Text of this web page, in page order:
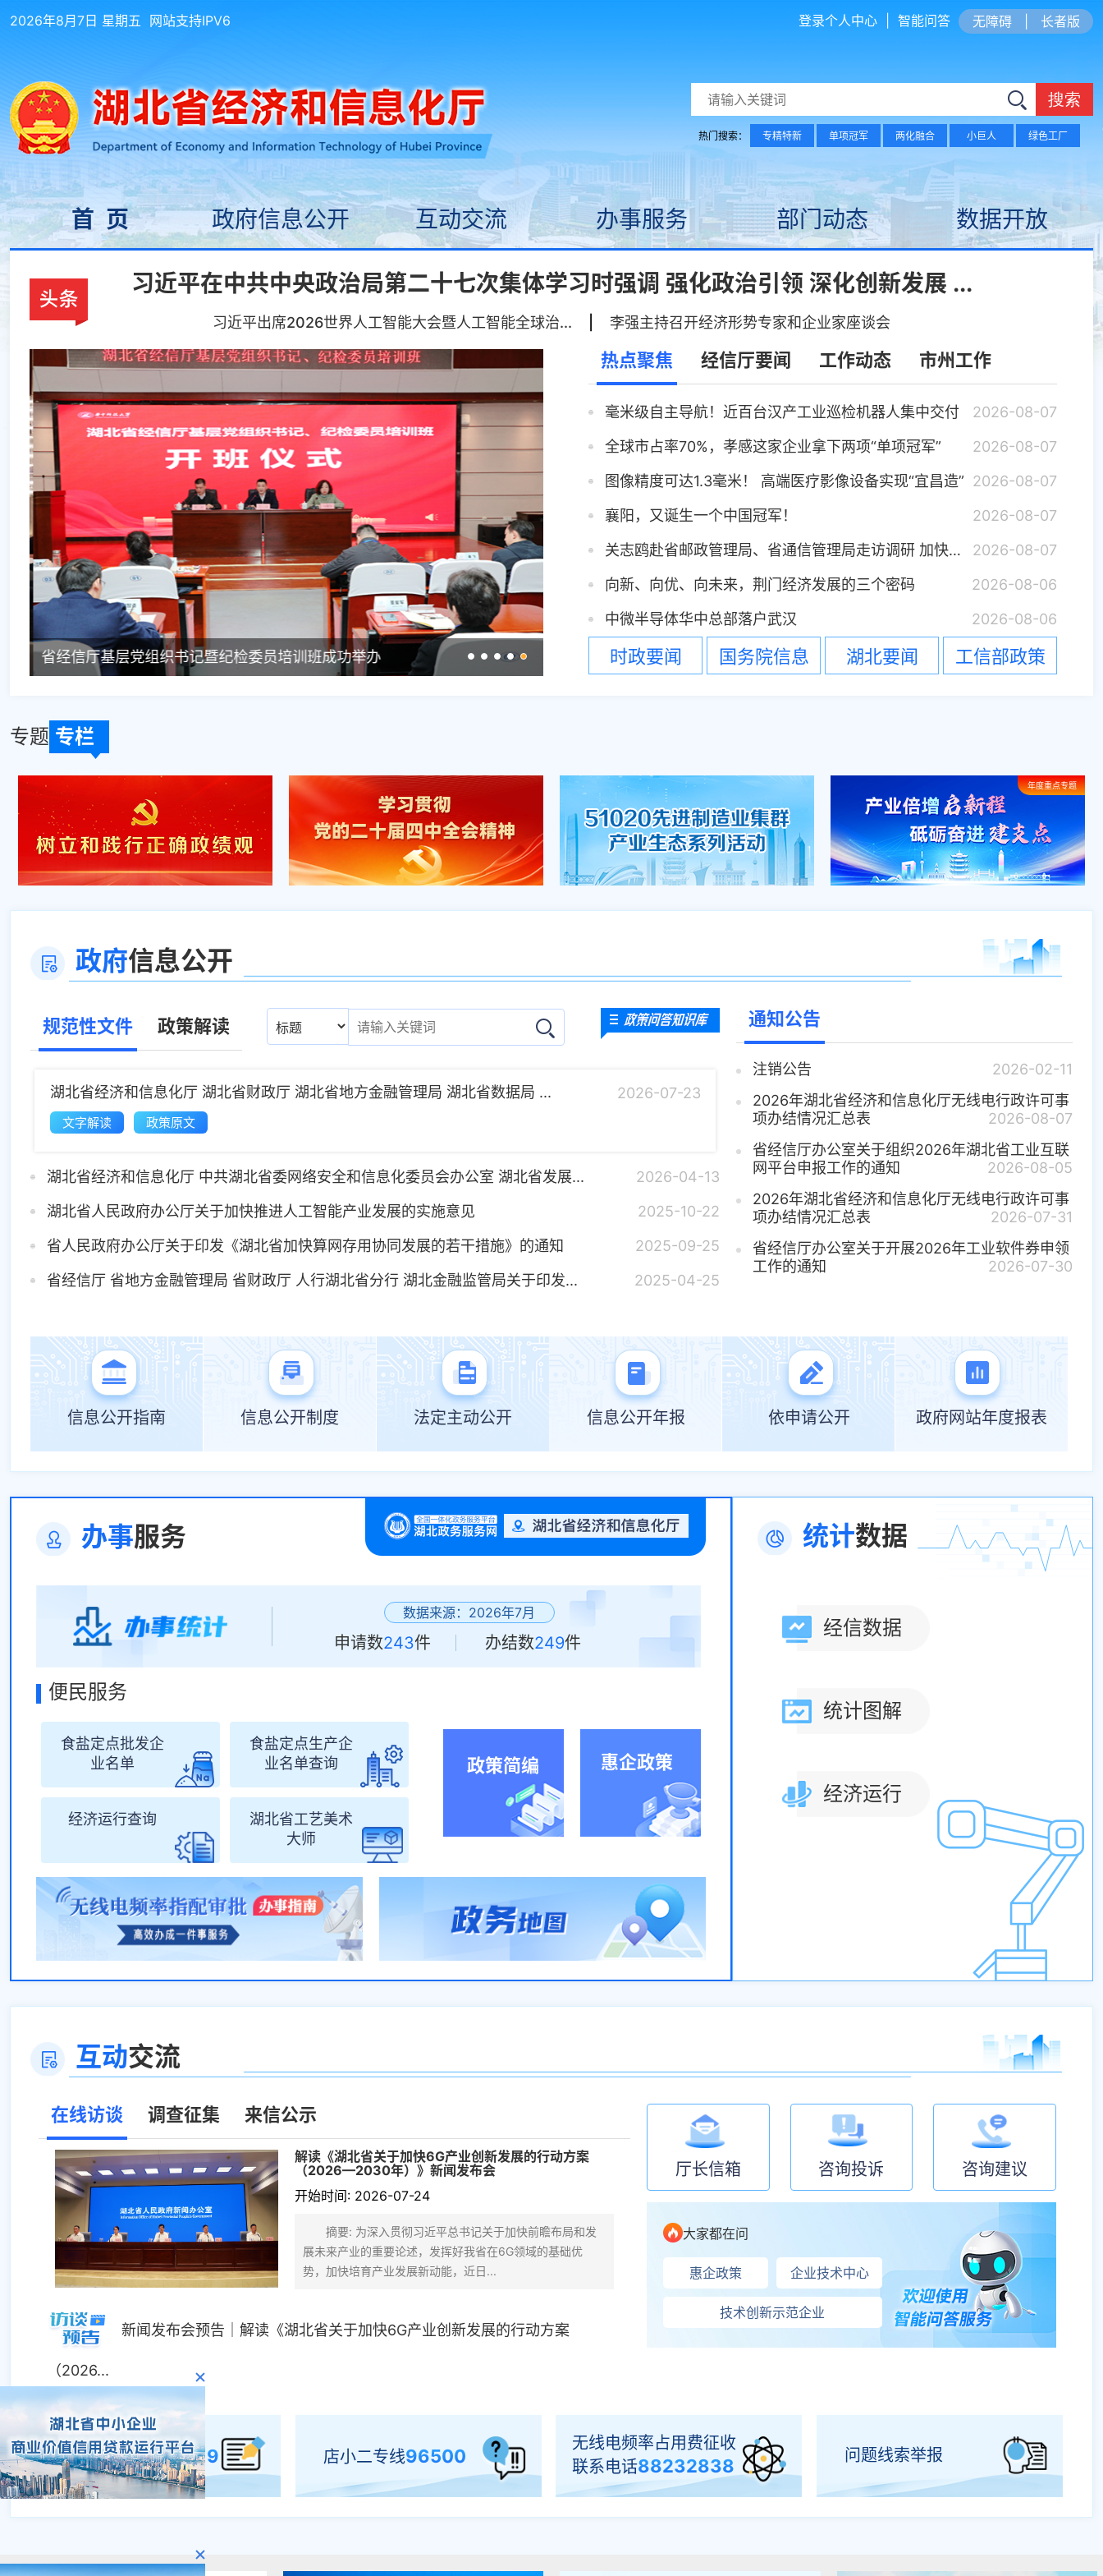
2026年8月7日 星期五 网站支持IPV6 无障碍 长者版
登录个人中心 智能问答
搜索
热门搜索： 专精特新 单项冠军 两化融合 小巨人 绿色工厂
首 页 政府信息公开 互动交流 办事服务 部门动态 数据开放
习近平在中共中央政治局第二十七次集体学习时强调 强化政治引领 深化创新发展 ...
习近平出席2026世界人工智能大会暨人工智能全球治... 李强主持召开经济形势专家和企业家座谈会
省经信厅基层党组织书记暨纪检委员培训班成功举办 省经信厅召开会议传达学习全国两会精神
热点聚焦 经信厅要闻 工作动态 市州工作
宜昌监测站：三线并进守护林区电波秩序
2026-08-04
市州动态丨总投资47.23亿元！容百科技年产30万吨钠离子电池正极材料项目落户仙桃
2026-07-31
恩施监测站：广播“越界”干扰航空频率 多部门联动消除
市州动态丨总投资1.2亿元！华中规模最大专业糖果生产基地落地仙桃
2026-07-30
荆州监测站：成功排查航空导航频段干扰1起
2026-07-30
襄阳监测站：音箱频偏扰基站 执法普法双解忧
2026-07-29
十堰监测站：广播“贴心”却违法 商户私设“黑电台”被查
2026-07-29
毫米级自主导航！近百台汉产工业巡检机器人集中交付
2026-08-07
全球市占率70%，孝感这家企业拿下两项“单项冠军”
2026-08-07
图像精度可达1.3毫米！ 高端医疗影像设备实现“宜昌造” 2026-08-07
襄阳，又诞生一个中国冠军！
2026-08-07
关志鸥赴省邮政管理局、省通信管理局走访调研 加快推动物流网算力网新一代通信网建设 为湖北高质量发展...
2026-08-07
向新、向优、向未来，荆门经济发展的三个密码
2026-08-06
中微半导体华中总部落户武汉
2026-08-06
时政要闻 国务院信息 湖北要闻 工信部政策
专题 专栏
年度重点专题
政府信息公开
规范性文件 政策解读
湖北省经济和信息化厅 湖北省财政厅 湖北省地方金融管理局 湖北省数据局 ... 2026-07-23
文字解读 政策原文
湖北省经济和信息化厅 中共湖北省委网络安全和信息化委员会办公室 湖北省发展...
2026-04-13
湖北省人民政府办公厅关于加快推进人工智能产业发展的实施意见
2025-10-22
省人民政府办公厅关于印发《湖北省加快算网存用协同发展的若干措施》的通知
2025-09-25
省经信厅 省地方金融管理局 省财政厅 人行湖北省分行 湖北金融监管局关于印发...
2025-04-25
省经信厅解读：《湖北省民营中小企业商业价值信用贷
图解：《湖北省“人工智能+制造”专项行动实施方案》
音频解读：《湖北省“人工智能+制造”专项行动实施方案
图解：《湖北省人民政府办公厅关于加快推进人工智能
省经信厅解读：《湖北省人民政府办公厅关于加快推进
见》
通知公告
注销公告
2026-02-11
2026年湖北省经济和信息化厅无线电行政许可事
项办结情况汇总表
2026-08-07
省经信厅办公室关于组织2026年湖北省工业互联
网平台申报工作的通知
2026-08-05
2026年湖北省经济和信息化厅无线电行政许可事
项办结情况汇总表
2026-07-31
省经信厅办公室关于开展2026年工业软件券申领
工作的通知
2026-07-30
信息公开指南 信息公开制度 法定主动公开 信息公开年报 依申请公开 政府网站年度报表
办事服务
数据来源：2026年7月
申请数243件 办结数249件
便民服务
食盐定点批发企
业名单
食盐定点生产企
业名单查询
经济运行查询
湖北省工艺美术
大师
政策简编 惠企政策
统计数据
经信数据
统计图解
经济运行
互动交流
在线访谈 调查征集 来信公示
解读《湖北省关于加快6G产业创新发展的行动方案
（2026—2030年）》新闻发布会
开始时间: 2026-07-24
摘要: 为深入贯彻习近平总书记关于加快前瞻布局和发
展未来产业的重要论述，发挥好我省在6G领域的基础优
势，加快培育产业发展新动能，近日...
新闻发布会预告｜解读《湖北省关于加快6G产业创新发展的行动方案
（2026...
关于征求《以企业为主体的产学研协同创新平台建设工作指引...
关于征求《湖北省2026年利用综合标准依法依规推动落后产能退出...
关于征求《2026年湖北省汽车产业转型发展工作方案（征求意见稿）
关于征求《“汉荆宜”生命健康大走廊实施方案》（征求意见稿）意见...
厅长信箱 咨询投诉 咨询建议
大家都在问
惠企政策 企业技术中心
技术创新示范企业
政务大厅87232519 店小二专线96500
无线电频率占用费征收
联系电话88232838 问题线索举报